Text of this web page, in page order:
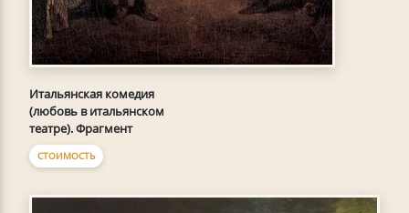
Итальянская комедия
(любовь в итальянском
театре). Фрагмент
СТОИМОСТЬ